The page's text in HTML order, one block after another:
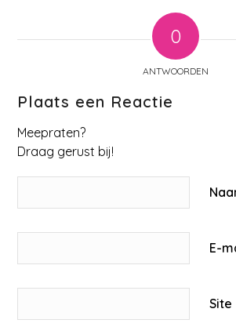
0
ANTWOORDEN
Plaats een Reactie
Meepraten?
Draag gerust bij!
E-
Site